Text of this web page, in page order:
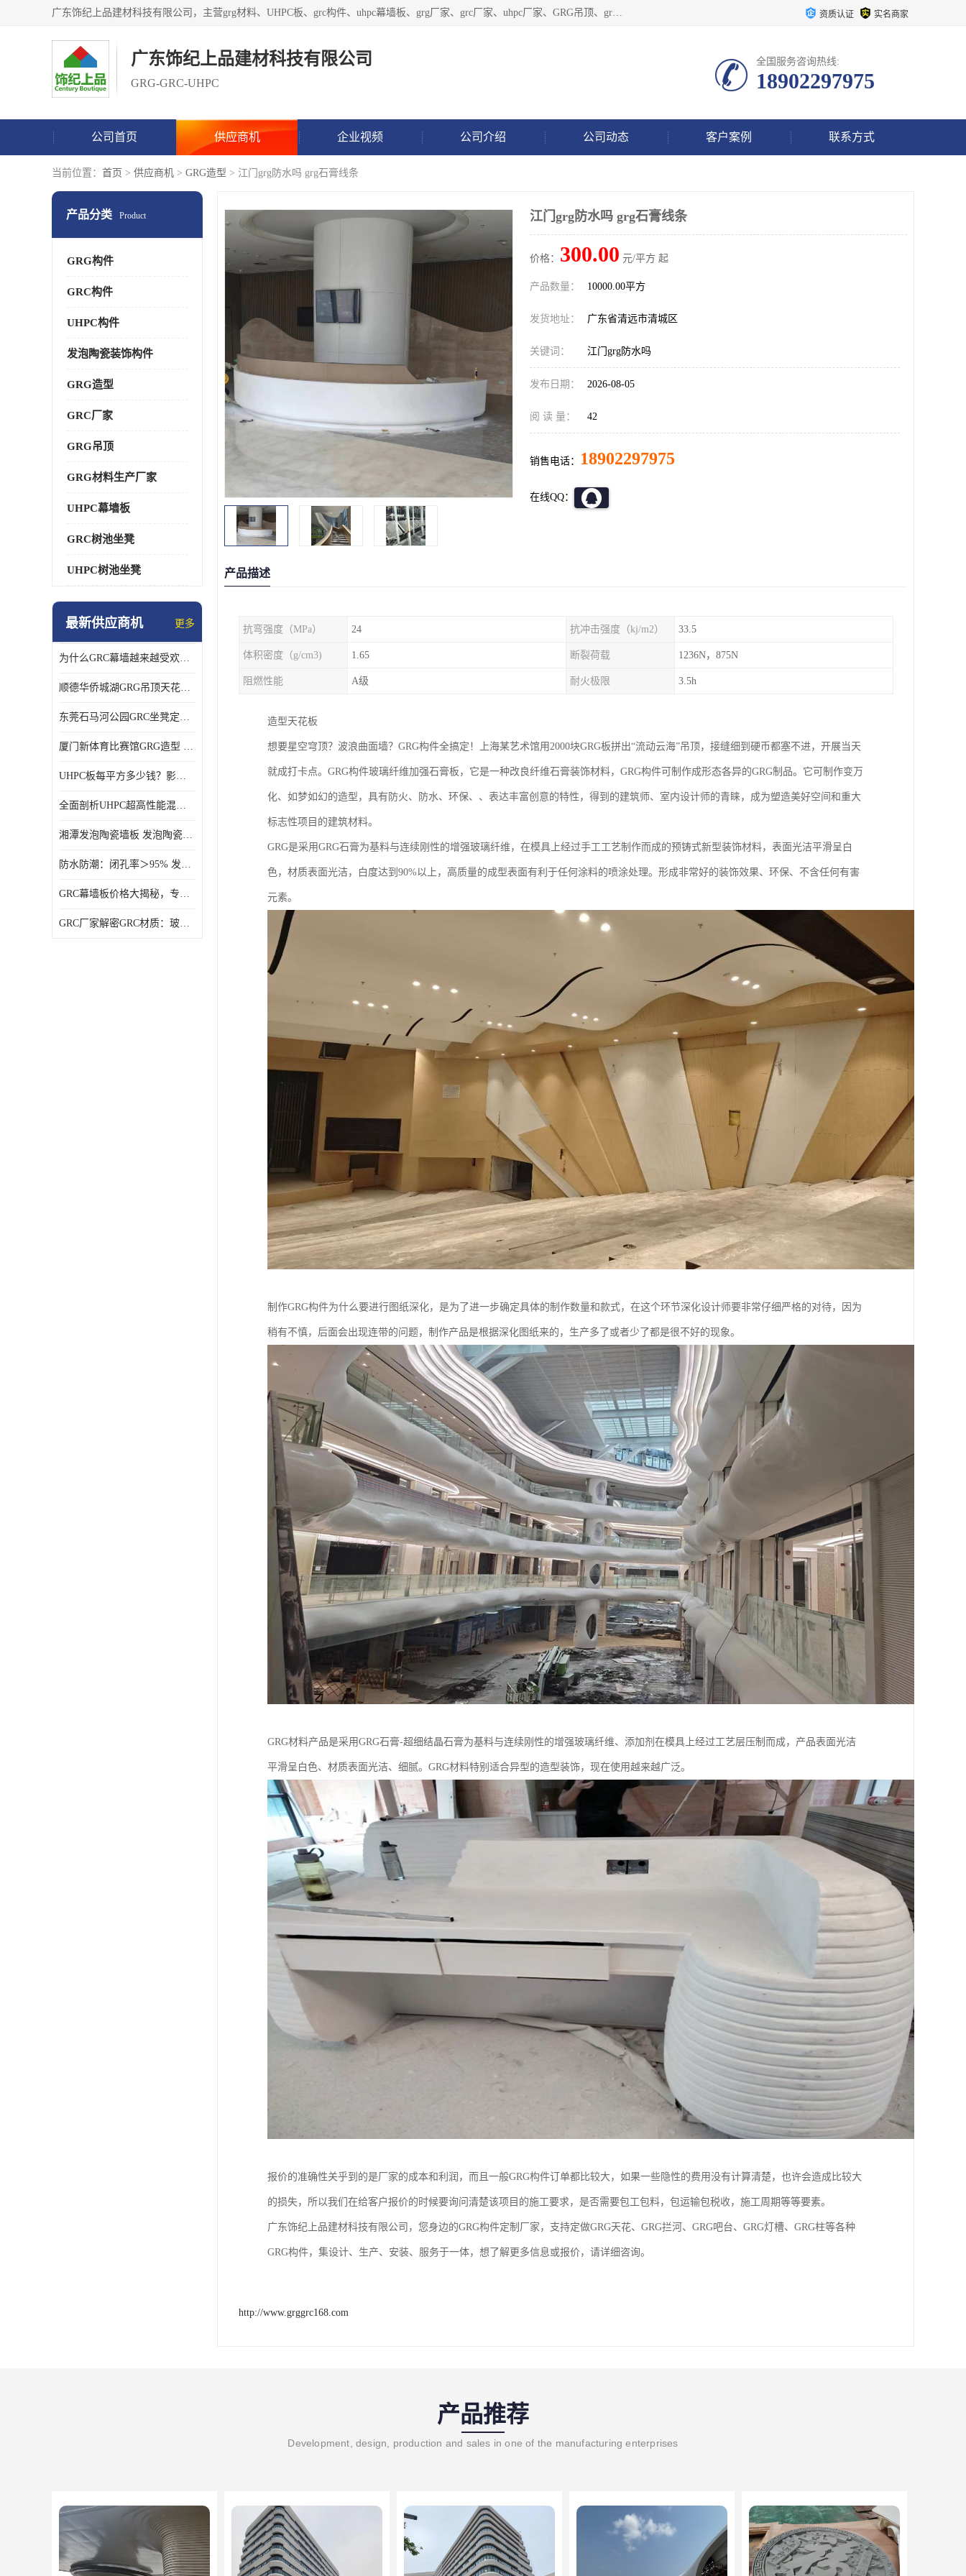
广东饰纪上品建材科技有限公司，主营grg材料、UHPC板、grc构件、uhpc幕墙板、grg厂家、grc厂家、uhpc厂家、GRG吊顶、grg石膏板、grg构件、外墙grc线条、grg造型、grg材料定制，uhpc高性能混凝土，uhpc构件，uhpc镂空挂板，grg材料生产厂家，广东grg厂家，广东grc厂家，联系方式*，2万平厂房，如果您对我公司的产品服务感兴趣，请联系我们。 资质认证 实名商家
广东饰纪上品建材科技有限公司
GRG-GRC-UHPC
全国服务咨询热线:
18902297975
公司首页 供应商机 企业视频 公司介绍 公司动态 客户案例 联系方式
当前位置： 首页 > 供应商机 > GRG造型 > 江门grg防水吗 grg石膏线条
产品分类 Product
GRG构件
GRC构件
UHPC构件
发泡陶瓷装饰构件
GRG造型
GRC厂家
GRG吊顶
GRG材料生产厂家
UHPC幕墙板
GRC树池坐凳
UHPC树池坐凳
最新供应商机 更多
为什么GRC幕墙越来越受欢迎？一起来了解GRC幕墙
顺德华侨城湖GRG吊顶天花GRG材料定制厂家饰纪上品
东莞石马河公园GRC坐凳定制选择广东饰纪上品GRC构件厂家
厦门新体育比赛馆GRG造型 GRG材料 广东GRG厂家
UHPC板每平方多少钱？影响价格的关键因素解析
全面剖析UHPC超高性能混凝土：优势显著，劣势何在？
湘潭发泡陶瓷墙板 发泡陶瓷装饰构件 轻质高强：密度低但抗压强度高
防水防潮：闭孔率＞95% 发泡陶瓷装饰构件 南阳发泡陶瓷厂家
GRC幕墙板价格大揭秘，专业厂家报价助您轻松掌控预算
GRC厂家解密GRC材质：玻璃纤维与水泥复合，创新建筑新选择
江门grg防水吗 grg石膏线条
价格： 300.00 元/平方 起
产品数量： 10000.00平方
发货地址： 广东省清远市清城区
关键词： 江门grg防水吗
发布日期： 2026-08-05
阅 读 量： 42
销售电话： 18902297975
在线QQ：
产品描述
抗弯强度（MPa） 24 抗冲击强度（kj/m2） 33.5
体积密度（g/cm3) 1.65 断裂荷载 1236N，875N
阻燃性能 A级 耐火极限 3.5h
‌造型天花板‌
想要星空穹顶？波浪曲面墙？GRG构件全搞定！上海某艺术馆用2000块GRG板拼出“流动云海”吊顶，接缝细到硬币都塞不进，开展当天
就成打卡点。GRG构件玻璃纤维加强石膏板，它是一种改良纤维石膏装饰材料，GRG构件可制作成形态各异的GRG制品。它可制作变万
化、如梦如幻的造型，具有防火、防水、环保、、表达丰富创意的特性，得到的建筑师、室内设计师的青睐，成为塑造美好空间和重大
标志性项目的建筑材料。
GRG是采用GRG石膏为基料与连续刚性的增强玻璃纤维，在模具上经过手工工艺制作而成的预铸式新型装饰材料，表面光洁平滑呈白
色，材质表面光洁，白度达到90%以上，高质量的成型表面有利于任何涂料的喷涂处理。形成非常好的装饰效果、环保、不含任何有害
元素。
制作GRG构件为什么要进行图纸深化，是为了进一步确定具体的制作数量和款式，在这个环节深化设计师要非常仔细严格的对待，因为
稍有不慎，后面会出现连带的问题，制作产品是根据深化图纸来的，生产多了或者少了都是很不好的现象。
GRG材料产品是采用GRG石膏-超细结晶石膏为基料与连续刚性的增强玻璃纤维、添加剂在模具上经过工艺层压制而成，产品表面光洁
平滑呈白色、材质表面光洁、细腻。GRG材料特别适合异型的造型装饰，现在使用越来越广泛。
报价的准确性关乎到的是厂家的成本和利润，而且一般GRG构件订单都比较大，如果一些隐性的费用没有计算清楚，也许会造成比较大
的损失，所以我们在给客户报价的时候要询问清楚该项目的施工要求，是否需要包工包料，包运输包税收，施工周期等等要素。
广东饰纪上品建材科技有限公司，您身边的GRG构件定制厂家，支持定做GRG天花、GRG拦河、GRG吧台、GRG灯槽、GRG柱等各种
GRG构件，集设计、生产、安装、服务于一体，想了解更多信息或报价，请详细咨询。
http://www.grggrc168.com
产品推荐
Development, design, production and sales in one of the manufacturing enterprises